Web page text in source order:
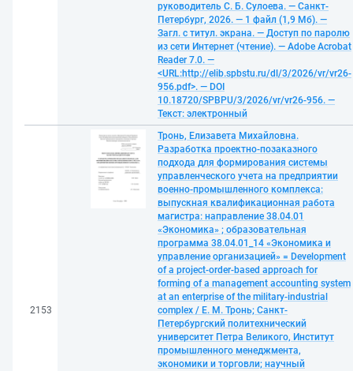
руководитель С. Б. Сулоева. — Санкт-
Петербург, 2026. — 1 файл (1,9 Мб). —
Загл. с титул. экрана. — Доступ по паролю
из сети Интернет (чтение). — Adobe Acrobat
Reader 7.0. —
<URL:http://elib.spbstu.ru/dl/3/2026/vr/vr26-
956.pdf>. — DOI
10.18720/SPBPU/3/2026/vr/vr26-956. —
Текст: электронный
2153
Тронь, Елизавета Михайловна.
Разработка проектно-позаказного
подхода для формирования системы
управленческого учета на предприятии
военно-промышленного комплекса:
выпускная квалификационная работа
магистра: направление 38.04.01
«Экономика» ; образовательная
программа 38.04.01_14 «Экономика и
управление организацией» = Development
of a project-order-based approach for
forming of a management accounting system
at an enterprise of the military-industrial
complex / Е. М. Тронь; Санкт-
Петербургский политехнический
университет Петра Великого, Институт
промышленного менеджмента,
экономики и торговли; научный